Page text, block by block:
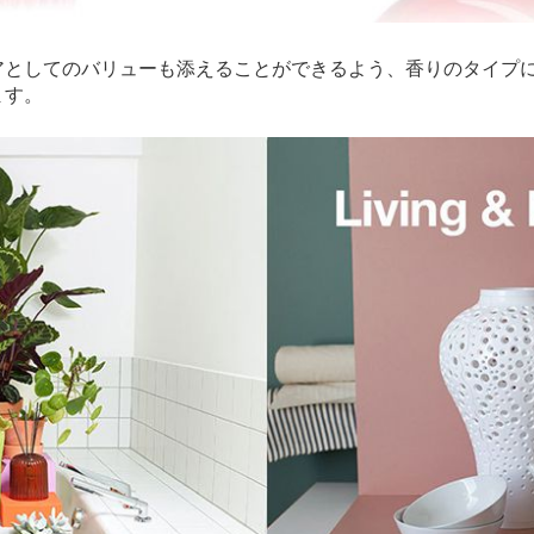
してのバリューも添えることができるよう、香りのタイプ
。